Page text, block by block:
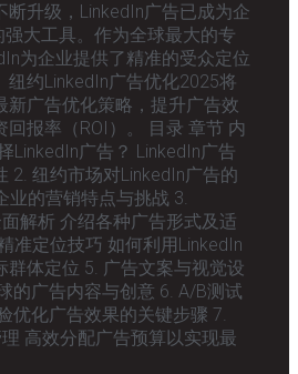
断升级，LinkedIn广告已成为企
大工具。作为全球最大的专
为企业提供了精准的受众定位
纽约LinkedIn广告优化2025将
新广告优化策略，提升广告效
报率（ROI）。 目录 章节 内
LinkedIn广告？ LinkedIn广告
2. 纽约市场对LinkedIn广告的
业的营销特点与挑战 3.
解析 介绍各种广告形式及适
准定位技巧 如何利用LinkedIn
群体定位 5. 广告文案与视觉设
的广告内容与创意 6. A/B测试
优化广告效果的关键步骤 7.
高效分配广告预算以实现最